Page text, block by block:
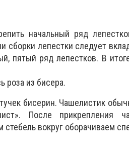
начальный ряд
сборки лепестки следует
пятый ряд лепестков. В
роза из бисера.
бисерин. Чашелистик
После прикрепления
вокруг оборачиваем